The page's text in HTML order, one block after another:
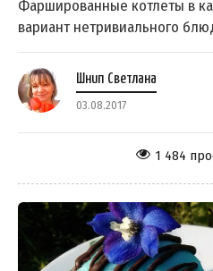
Фаршированные котлеты в
вариант нетривиального
Шнип Светлана
03.08.2017
1 484